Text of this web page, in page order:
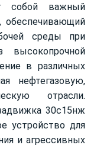
собой важный
обеспечивающий
среды при
высокопрочной
в различных
нефтегазовую,
отрасли.
30с15нж
устройство для
и агрессивных